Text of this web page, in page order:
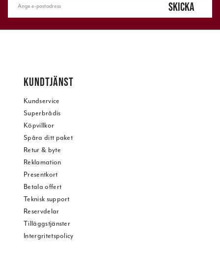
SKICKA
KUNDTJÄNST
Kundservice
Superbrådis
Köpvillkor
Spåra ditt paket
Retur & byte
Reklamation
Presentkort
Betala offert
Teknisk support
Reservdelar
Tilläggstjänster
Intergritetspolicy